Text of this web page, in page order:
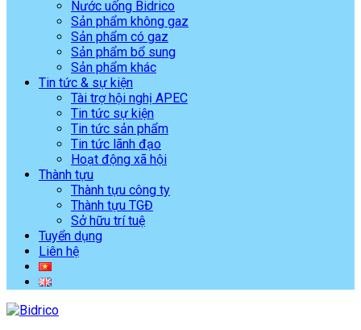
Nước uống Bidrico
Sản phẩm không gaz
Sản phẩm có gaz
Sản phẩm bổ sung
Sản phẩm khác
Tin tức & sự kiện
Tài trợ hội nghị APEC
Tin tức sự kiện
Tin tức sản phẩm
Tin tức lãnh đạo
Hoạt động xã hội
Thành tựu
Thành tựu công ty
Thành tựu TGĐ
Sở hữu trí tuệ
Tuyển dụng
Liên hệ